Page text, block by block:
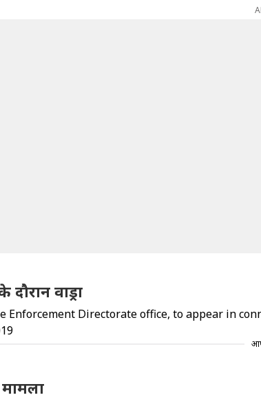
वाड्रा
Enforcement Directorate office, to appear in
मामला